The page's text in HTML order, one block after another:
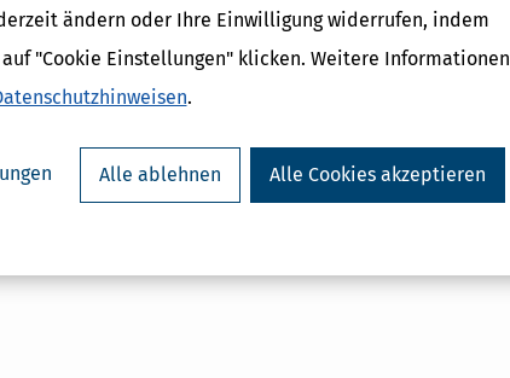
ändern oder Ihre Einwilligung widerrufen, indem
"Cookie Einstellungen" klicken. Weitere Informationen
.
Alle ablehnen Alle Cookies akzeptieren